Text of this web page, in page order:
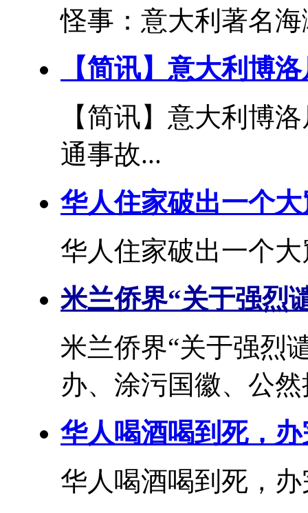
怪事：意大利著名
【简讯】意大利博
【简讯】意大利博
通事故...
华人住家破出一个
华人住家破出一个
米兰侨界“关于强烈
米兰侨界“关于强烈
办、涂污国徽、公
华人喝酒喝到死，
华人喝酒喝到死，